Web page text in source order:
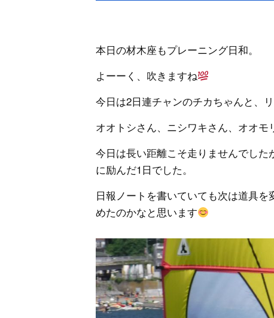
本日の材木座もプレーニング日和。
よーーく、吹きますね
今日は2日連チャンのチカちゃんと、
オオトシさん、ニシワキさん、オオモ
今日は長い距離こそ走りませんでし
に励んだ1日でした。
日報ノートを書いていても次は道具
めたのかなと思います